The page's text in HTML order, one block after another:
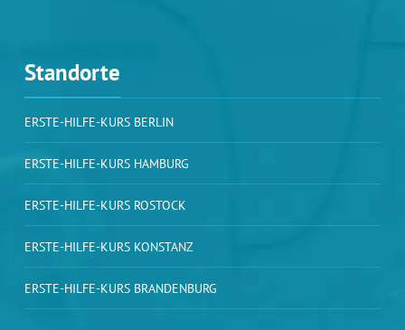
Standorte
ERSTE-HILFE-KURS BERLIN
ERSTE-HILFE-KURS HAMBURG
ERSTE-HILFE-KURS ROSTOCK
ERSTE-HILFE-KURS KONSTANZ
ERSTE-HILFE-KURS BRANDENBURG